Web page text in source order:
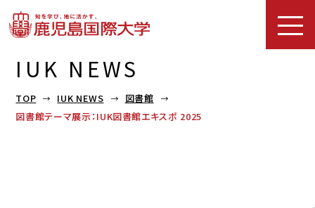
IUK NEWS
TOP IUK NEWS
図書館
図書館テーマ展示：IUK図書館エキスポ 2025